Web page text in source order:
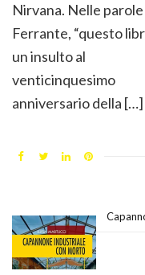
Nirvana. Nelle parole
Ferrante, “questo
un insulto al
venticinquesimo
anniversario della […]